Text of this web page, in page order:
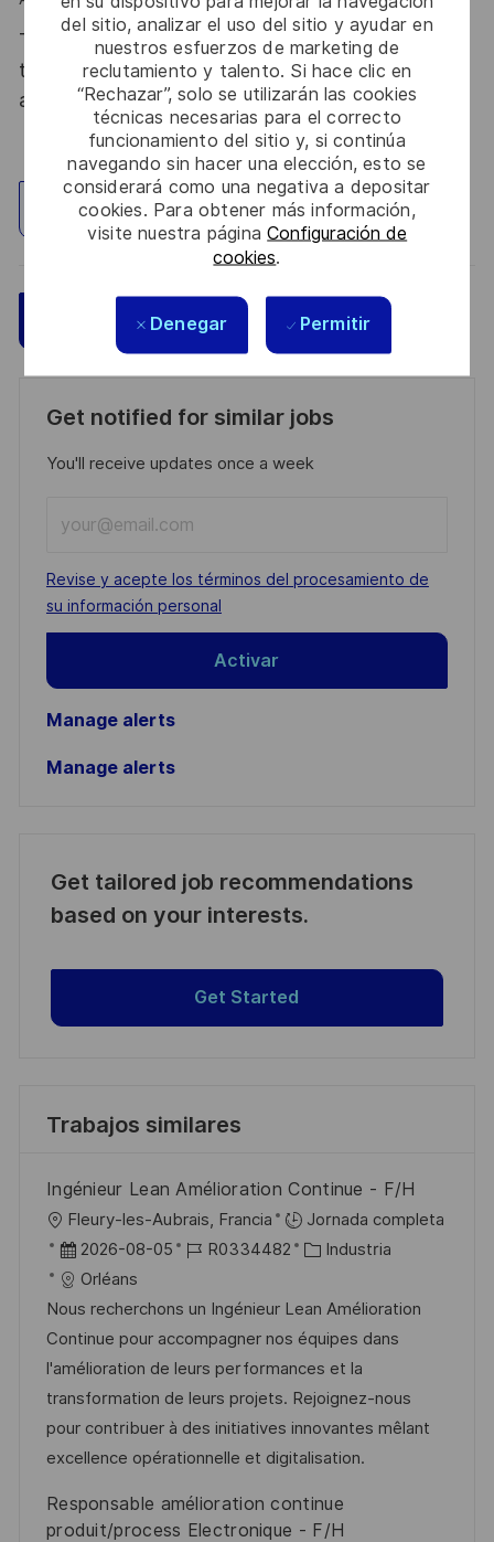
del sitio, analizar el uso del sitio y ayudar en
nuestros esfuerzos de marketing de
reclutamiento y talento. Si hace clic en
“Rechazar”, solo se utilizarán las cookies
técnicas necesarias para el correcto
funcionamiento del sitio y, si continúa
navegando sin hacer una elección, esto se
considerará como una negativa a depositar
cookies. Para obtener más información,
visite nuestra páginaConfiguración de
cookies.
Denegar Permitir
Thales, entreprise Handi-Engagée, reconnait
tous les talents. La diversité est notre meilleur
atout. Postulez et rejoignez nous !
Explorar ubicación
Aplicar ahora Guardar
Get notified for similar jobs
You'll receive updates once a week
Email
address
(Required)
Required
Revise y acepte los términos del procesamiento de
su información personal
Activar
Manage alerts
Manage alerts
Get tailored job recommendations
based on your interests.
Get Started
Trabajos similares
Ingénieur Lean Amélioration Continue - F/H
U
b
c
a
c
i
ó
n
Fleury-les-Aubrais, Francia
Jornada completa
F
e
c
h
a
d
e
p
b
2026-08-05
I
d
e
e
m
p
l
o
R0334482
C
t
e
g
o
r
í
Industria
Orléans
Nous recherchons un Ingénieur Lean Amélioration
Continue pour accompagner nos équipes dans
l'amélioration de leurs performances et la
transformation de leurs projets. Rejoignez-nous
pour contribuer à des initiatives innovantes mêlant
excellence opérationnelle et digitalisation.
Responsable amélioration continue
produit/process Electronique - F/H